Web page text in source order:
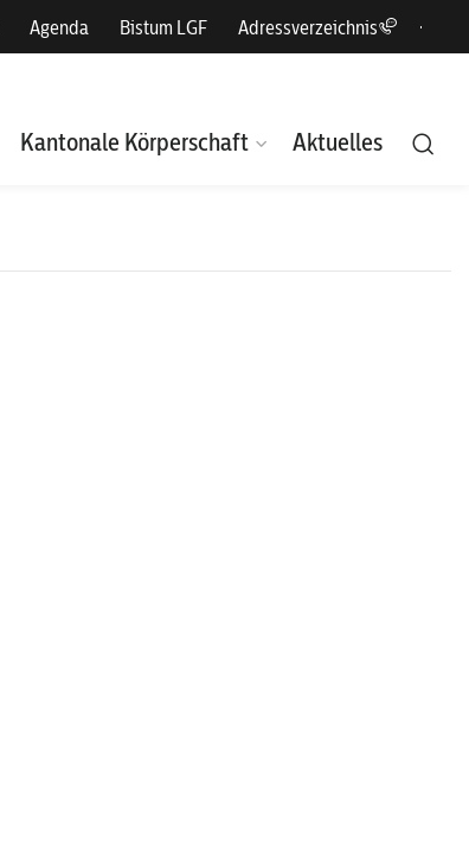
Agenda Bistum LGF Adressverzeichnis
Kantonale Körperschaft Aktuelles